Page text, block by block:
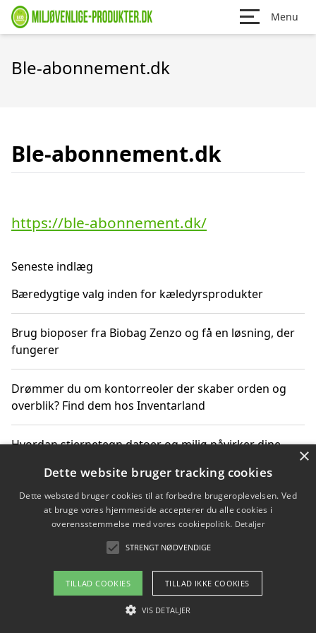
Menu
Ble-abonnement.dk
Ble-abonnement.dk
https://ble-abonnement.dk/
Seneste indlæg
Bæredygtige valg inden for kæledyrsprodukter
Brug bioposer fra Biobag Zenzo og få en løsning, der
fungerer
Drømmer du om kontorreoler der skaber orden og
overblik? Find dem hos Inventarland
Hvordan stjernetegn datoer og miljø påvirker dine
Bæredygtige gadgets til en grønnere hverdag
Om / kontakt
Blog Betingelser
×
Dette website bruger tracking cookies
Dette websted bruger cookies til at forbedre brugeroplevelsen. Ved
at bruge vores hjemmeside accepterer du alle cookies i
overensstemmelse med vores cookiepolitik. Detaljer
STRENGT NØDVENDIGE
TILLAD COOKIES TILLAD IKKE COOKIES
VIS DETALJER